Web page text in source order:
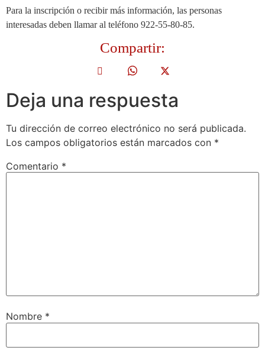
Para la inscripción o recibir más información, las personas
interesadas deben llamar al teléfono 922-55-80-85.
Compartir:
Deja una respuesta
Tu dirección de correo electrónico no será publicada.
Los campos obligatorios están marcados con *
Comentario *
Nombre *